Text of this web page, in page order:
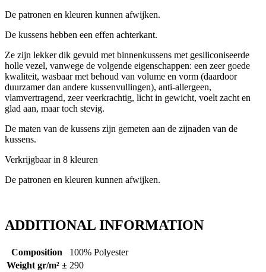
De patronen en kleuren kunnen afwijken.
De kussens hebben een effen achterkant.
Ze zijn lekker dik gevuld met binnenkussens met gesiliconiseerde
holle vezel, vanwege de volgende eigenschappen: een zeer goede
kwaliteit, wasbaar met behoud van volume en vorm (daardoor
duurzamer dan andere kussenvullingen), anti-allergeen,
vlamvertragend, zeer veerkrachtig, licht in gewicht, voelt zacht en
glad aan, maar toch stevig.
De maten van de kussens zijn gemeten aan de zijnaden van de
kussens.
Verkrijgbaar in 8 kleuren
De patronen en kleuren kunnen afwijken.
ADDITIONAL INFORMATION
Composition
100% Polyester
Weight gr/m² ± 290